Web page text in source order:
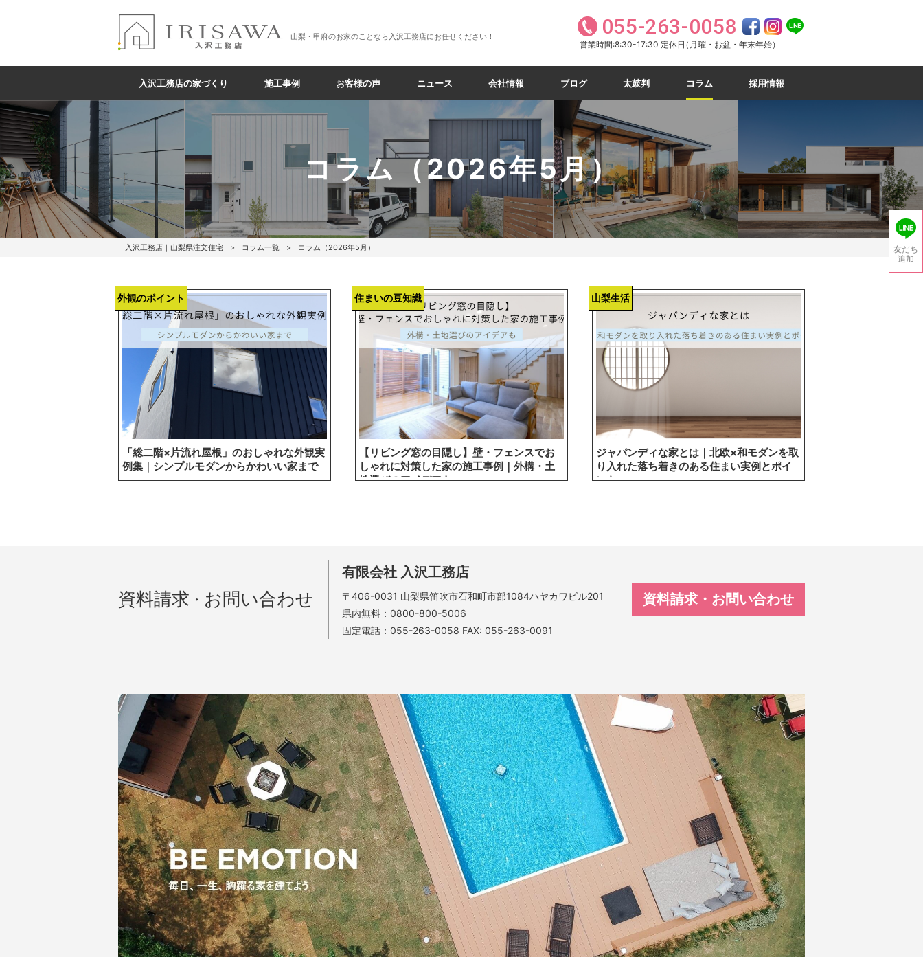
山梨・甲府のお家のことなら入沢工務店にお任せください！ 055-263-0058
営業時間:8:30-17:30 定休日（月曜・お盆・年末年始）
入沢工務店の家づくり 施工事例 お客様の声 ニュース 会社情報 ブログ 太鼓判 コラム 採用情報
コラム（2026年5月）
入沢工務店｜山梨県注文住宅 コラム一覧 コラム（2026年5月）
「総二階×片流れ屋根」のおしゃれな外観実
例集｜シンプルモダンからかわいい家まで
外観のポイント
【リビング窓の目隠し】壁・フェンスでお
しゃれに対策した家の施工事例｜外構・土
地選びのアイデアも
住まいの豆知識
ジャパンディな家とは｜北欧×和モダンを取
り入れた落ち着きのある住まい実例とポイ
ント
山梨生活
資料請求 · お問い合わせ
有限会社 入沢工務店
〒406-0031 山梨県笛吹市石和町市部1084ハヤカワビル201
県内無料： 0800-800-5006
固定電話： 055-263-0058 FAX: 055-263-0091
資料請求・お問い合わせ
友だち
追加